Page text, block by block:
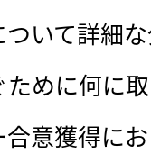
いて詳細
めに何に
意獲得に